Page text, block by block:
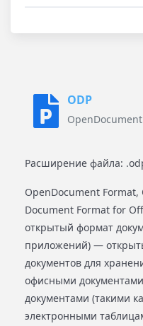
ODP
Расширение файла:
OpenDocument Format,
Document Format for
открытый формат
приложений) —
документов для
офисными
документами (такими
электронными